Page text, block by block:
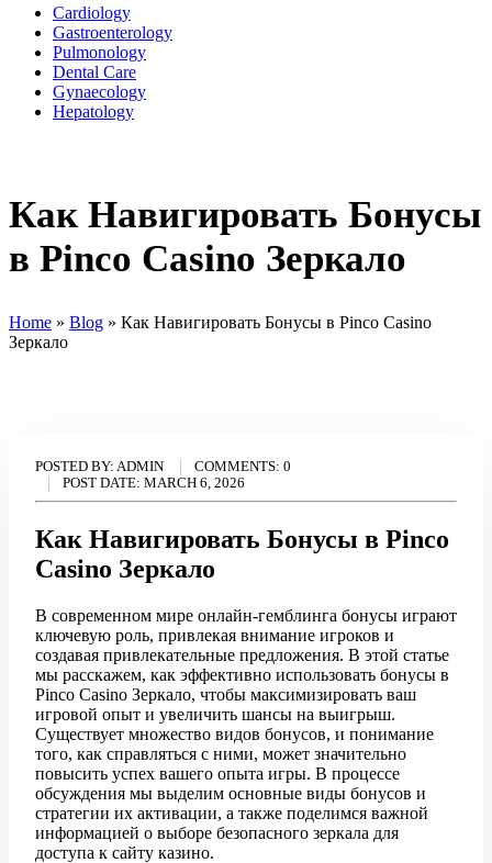
Cardiology
Gastroenterology
Pulmonology
Dental Care
Gynaecology
Hepatology
Как Навигировать Бонусы
в Pinco Casino Зеркало
Home » Blog » Как Навигировать Бонусы в Pinco Casino
Зеркало
POSTED BY: ADMIN COMMENTS: 0
POST DATE: MARCH 6, 2026
Как Навигировать Бонусы в Pinco
Casino Зеркало
В современном мире онлайн-гемблинга бонусы играют
ключевую роль, привлекая внимание игроков и
создавая привлекательные предложения. В этой статье
мы расскажем, как эффективно использовать бонусы в
Pinco Casino Зеркало, чтобы максимизировать ваш
игровой опыт и увеличить шансы на выигрыш.
Существует множество видов бонусов, и понимание
того, как справляться с ними, может значительно
повысить успех вашего опыта игры. В процессе
обсуждения мы выделим основные виды бонусов и
стратегии их активации, а также поделимся важной
информацией о выборе безопасного зеркала для
доступа к сайту казино.